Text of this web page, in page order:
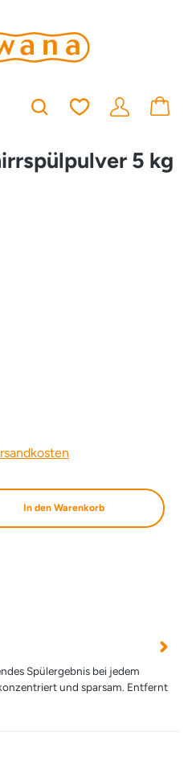
Du hast 0
5 kg
den gewünschten
In den Warenkorb
Spülergebnis bei jedem
und sparsam. Entfernt